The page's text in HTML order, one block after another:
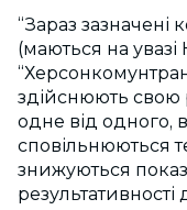
“Зараз зазначені
(маються на увазі
здійснюють свою
одне від одного,
сповільнюються
знижуються
результативності